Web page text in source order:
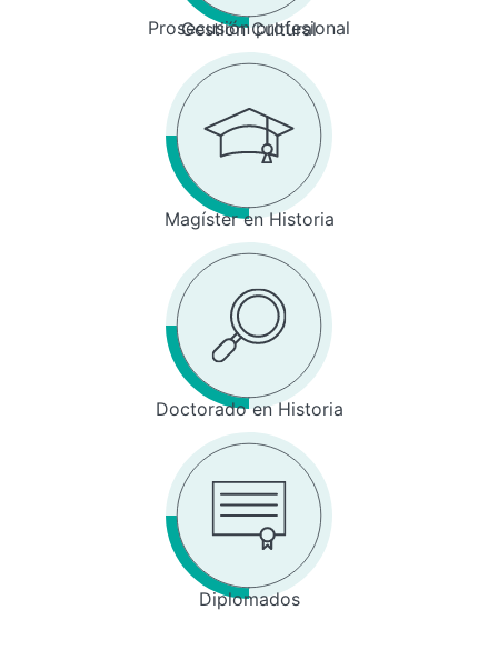
Prosecusión profesional
Gestión Cultural
Magíster en Historia
Doctorado en Historia
Diplomados